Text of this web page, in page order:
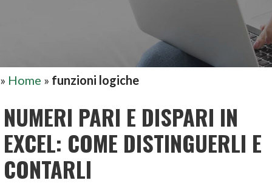
» Home » funzioni logiche
NUMERI PARI E DISPARI IN
EXCEL: COME DISTINGUERLI E
CONTARLI